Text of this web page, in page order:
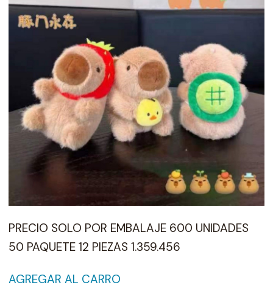
PRECIO SOLO POR EMBALAJE 600 UNIDADES
50 PAQUETE 12 PIEZAS 1.359.456
AGREGAR AL CARRO